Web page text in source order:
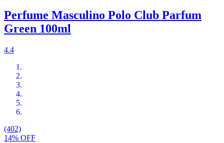
Perfume Masculino Polo Club Parfum
Green 100ml
4.4
(402)
14% OFF